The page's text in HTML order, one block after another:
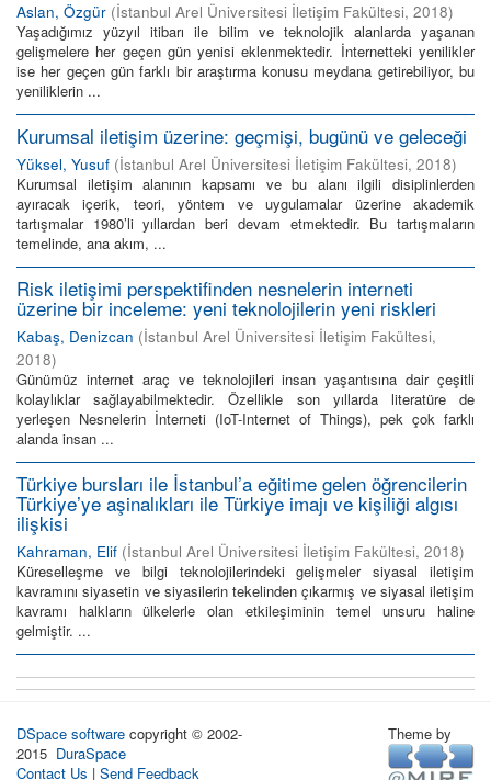
Aslan, Özgür (İstanbul Arel Üniversitesi İletişim Fakültesi, 2018)
Yaşadığımız yüzyıl itibarı ile bilim ve teknolojik alanlarda yaşanan
gelişmelere her geçen gün yenisi eklenmektedir. İnternetteki yenilikler
ise her geçen gün farklı bir araştırma konusu meydana getirebiliyor, bu
yeniliklerin ...
Kurumsal iletişim üzerine: geçmişi, bugünü ve geleceği
Yüksel, Yusuf (İstanbul Arel Üniversitesi İletişim Fakültesi, 2018)
Kurumsal iletişim alanının kapsamı ve bu alanı ilgili disiplinlerden
ayıracak içerik, teori, yöntem ve uygulamalar üzerine akademik
tartışmalar 1980’li yıllardan beri devam etmektedir. Bu tartışmaların
temelinde, ana akım, ...
Risk iletişimi perspektifinden nesnelerin interneti
üzerine bir inceleme: yeni teknolojilerin yeni riskleri
Kabaş, Denizcan (İstanbul Arel Üniversitesi İletişim Fakültesi,
2018)
Günümüz internet araç ve teknolojileri insan yaşantısına dair çeşitli
kolaylıklar sağlayabilmektedir. Özellikle son yıllarda literatüre de
yerleşen Nesnelerin İnterneti (IoT-Internet of Things), pek çok farklı
alanda insan ...
Türkiye bursları ile İstanbul’a eğitime gelen öğrencilerin
Türkiye’ye aşinalıkları ile Türkiye imajı ve kişiliği algısı
ilişkisi
Kahraman, Elif (İstanbul Arel Üniversitesi İletişim Fakültesi, 2018)
Küreselleşme ve bilgi teknolojilerindeki gelişmeler siyasal iletişim
kavramını siyasetin ve siyasilerin tekelinden çıkarmış ve siyasal iletişim
kavramı halkların ülkelerle olan etkileşiminin temel unsuru haline
gelmiştir. ...
DSpace software copyright © 2002-
2015 DuraSpace
Contact Us | Send Feedback
Theme by